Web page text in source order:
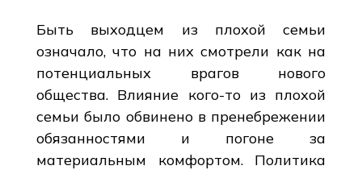
Быть выходцем из плохой семьи
означало, что на них смотрели как на
потенциальных врагов нового
общества. Влияние кого-то из плохой
семьи было обвинено в пренебрежении
обязанностями и погоне за
материальным комфортом. Политика